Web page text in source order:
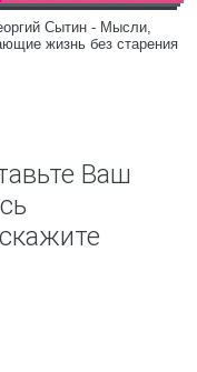
Сытин - Мысли,
жизнь без старения
Ваш